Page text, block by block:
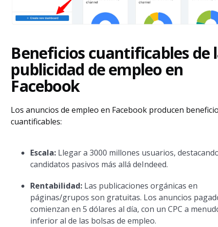
Beneficios cuantificables de
publicidad de empleo en
Facebook
Los anuncios de empleo en Facebook producen
cuantificables:
Escala: Llegar a 3000 millones usuarios,
candidatos pasivos más allá deIndeed.
Rentabilidad: Las publicaciones orgánicas en
páginas/grupos son gratuitas. Los anuncios
comienzan en 5 dólares al día, con un CPC a
inferior al de las bolsas de empleo.